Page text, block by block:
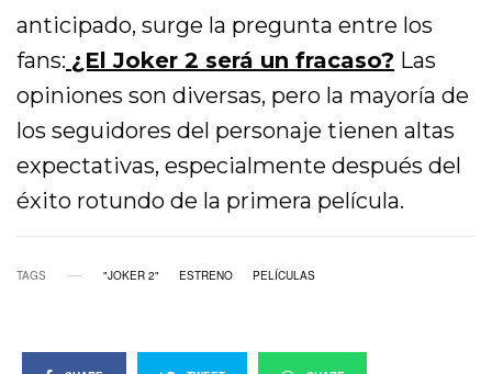
anticipado, surge la pregunta entre los
fans: ¿El Joker 2 será un fracaso? Las
opiniones son diversas, pero la mayoría de
los seguidores del personaje tienen altas
expectativas, especialmente después del
éxito rotundo de la primera película.
TAGS "JOKER 2" ESTRENO PELÍCULAS